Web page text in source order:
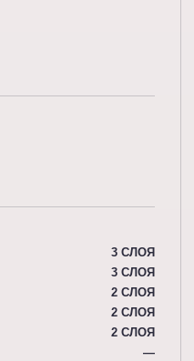
3 СЛОЯ
3 СЛОЯ
2 СЛОЯ
2 СЛОЯ
2 СЛОЯ
—